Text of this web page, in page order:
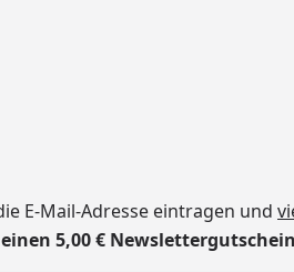
E-Mail-Adresse eintragen und
5,00 € Newslettergutschein